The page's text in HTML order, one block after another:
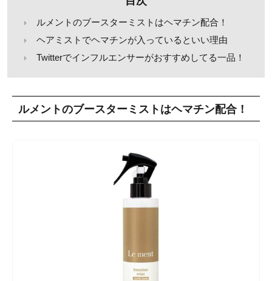
ルメントのブースターミストはヘマチン配合！
ヘアミストでヘマチンが入っているといい理由
Twitterでインフルエンサーがおすすめしてる一品！
ルメントのブースターミストはヘマチン配合！